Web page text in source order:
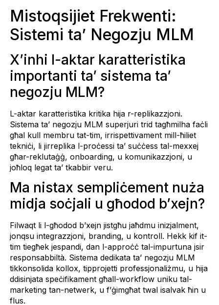
Mistoqsijiet Frekwenti:
Sistemi ta’ Negozju MLM
X’inhi l-aktar karatteristika
importanti ta’ sistema ta’
negozju MLM?
L-aktar karatteristika kritika hija r-replikazzjoni.
Sistema ta’ negozju MLM superjuri trid tagħmilha faċli
għal kull membru tat-tim, irrispettivament mill-ħiliet
tekniċi, li jirreplika l-proċessi ta’ suċċess tal-mexxej
għar-reklutaġġ, onboarding, u komunikazzjoni, u
joħloq legat ta’ tkabbir veru.
Ma nistax sempliċement nuża
midja soċjali u għodod b’xejn?
Filwaqt li l-għodod b’xejn jistgħu jaħdmu inizjalment,
jonqsu integrazzjoni, branding, u kontroll. Hekk kif it-
tim tiegħek jespandi, dan l-approċċ tal-impurtuna jsir
responsabbiltà. Sistema dedikata ta’ negozju MLM
tikkonsolida kollox, tipprojetti professjonaliżmu, u hija
ddisinjata speċifikament għall-workflow uniku tal-
marketing tan-netwerk, u f’ġimgħat twal isalvak ħin u
flus.